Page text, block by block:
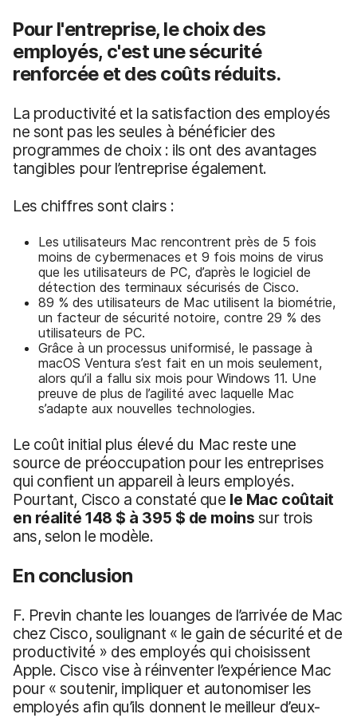
Pour l'entreprise, le choix des
employés, c'est une sécurité
renforcée et des coûts réduits.
La productivité et la satisfaction des employés
ne sont pas les seules à bénéficier des
programmes de choix : ils ont des avantages
tangibles pour l’entreprise également.
Les chiffres sont clairs :
Les utilisateurs Mac rencontrent près de 5 fois
moins de cybermenaces et 9 fois moins de virus
que les utilisateurs de PC, d’après le logiciel de
détection des terminaux sécurisés de Cisco.
89 % des utilisateurs de Mac utilisent la biométrie,
un facteur de sécurité notoire, contre 29 % des
utilisateurs de PC.
Grâce à un processus uniformisé, le passage à
macOS Ventura s’est fait en un mois seulement,
alors qu’il a fallu six mois pour Windows 11. Une
preuve de plus de l’agilité avec laquelle Mac
s’adapte aux nouvelles technologies.
Le coût initial plus élevé du Mac reste une
source de préoccupation pour les entreprises
qui confient un appareil à leurs employés.
Pourtant, Cisco a constaté que le Mac coûtait
en réalité 148 $ à 395 $ de moins sur trois
ans, selon le modèle.
En conclusion
F. Previn chante les louanges de l’arrivée de Mac
chez Cisco, soulignant « le gain de sécurité et de
productivité » des employés qui choisissent
Apple. Cisco vise à réinventer l’expérience Mac
pour « soutenir, impliquer et autonomiser les
employés afin qu’ils donnent le meilleur d’eux-